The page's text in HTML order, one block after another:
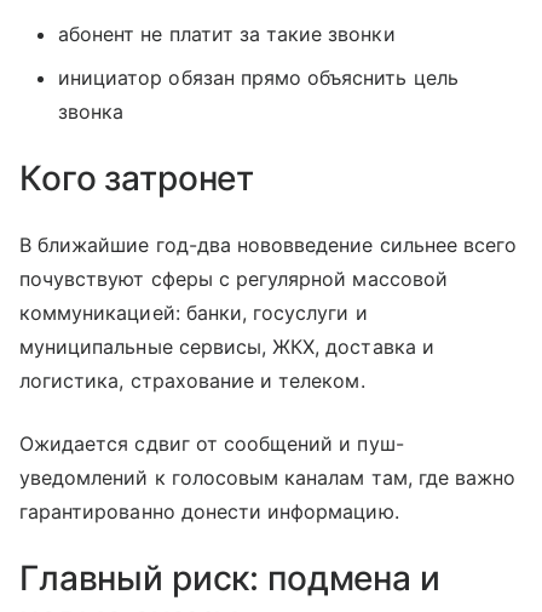
абонент не платит за такие звонки
инициатор обязан прямо объяснить цель
звонка
Кого затронет
В ближайшие год-два нововведение сильнее всего
почувствуют сферы с регулярной массовой
коммуникацией: банки, госуслуги и
муниципальные сервисы, ЖКХ, доставка и
логистика, страхование и телеком.
Ожидается сдвиг от сообщений и пуш-
уведомлений к голосовым каналам там, где важно
гарантированно донести информацию.
Главный риск: подмена и